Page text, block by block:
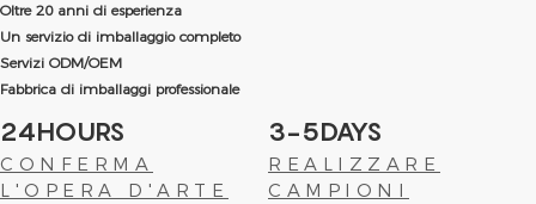
Oltre 20 anni di esperienza
Un servizio di imballaggio completo
Servizi ODM/OEM
Fabbrica di imballaggi professionale
24HOURS
CONFERMA
L'OPERA D'ARTE
3-5DAYS
REALIZZARE
CAMPIONI